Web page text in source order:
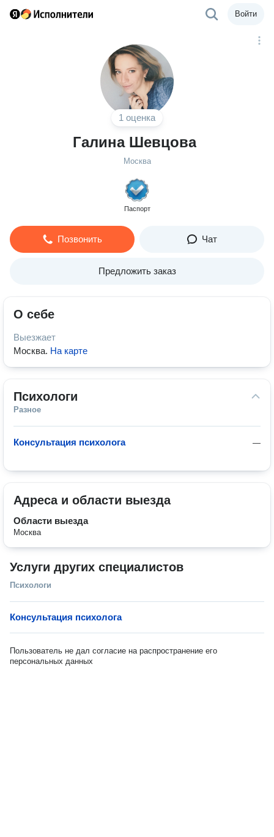
Войти
1 оценка
Галина Шевцова
Москва
Паспорт
Позвонить Чат
Предложить заказ
О себе
Выезжает
Москва. На карте
Психологи
Разное
—
Консультация психолога
Адреса и области выезда
Области выезда
Москва
Услуги других специалистов
Психологи
Консультация психолога
Пользователь не дал согласие на распространение его
персональных данных